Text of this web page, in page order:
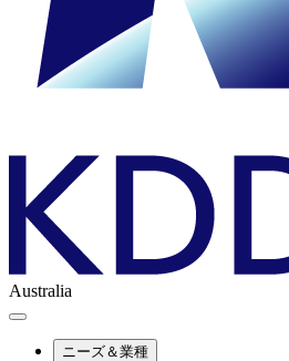
Australia
ニーズ＆業種